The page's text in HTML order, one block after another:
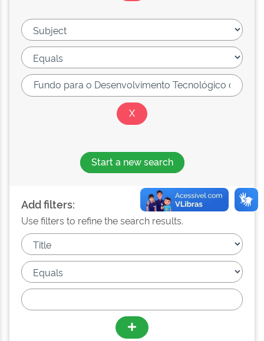
Start a new search
Add filters:
Use filters to refine the search results.